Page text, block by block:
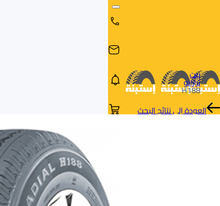
بيت
ترازانو
H188
العودة إلى نتائج البحث